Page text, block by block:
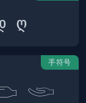
手符号
𓂬 𓂩